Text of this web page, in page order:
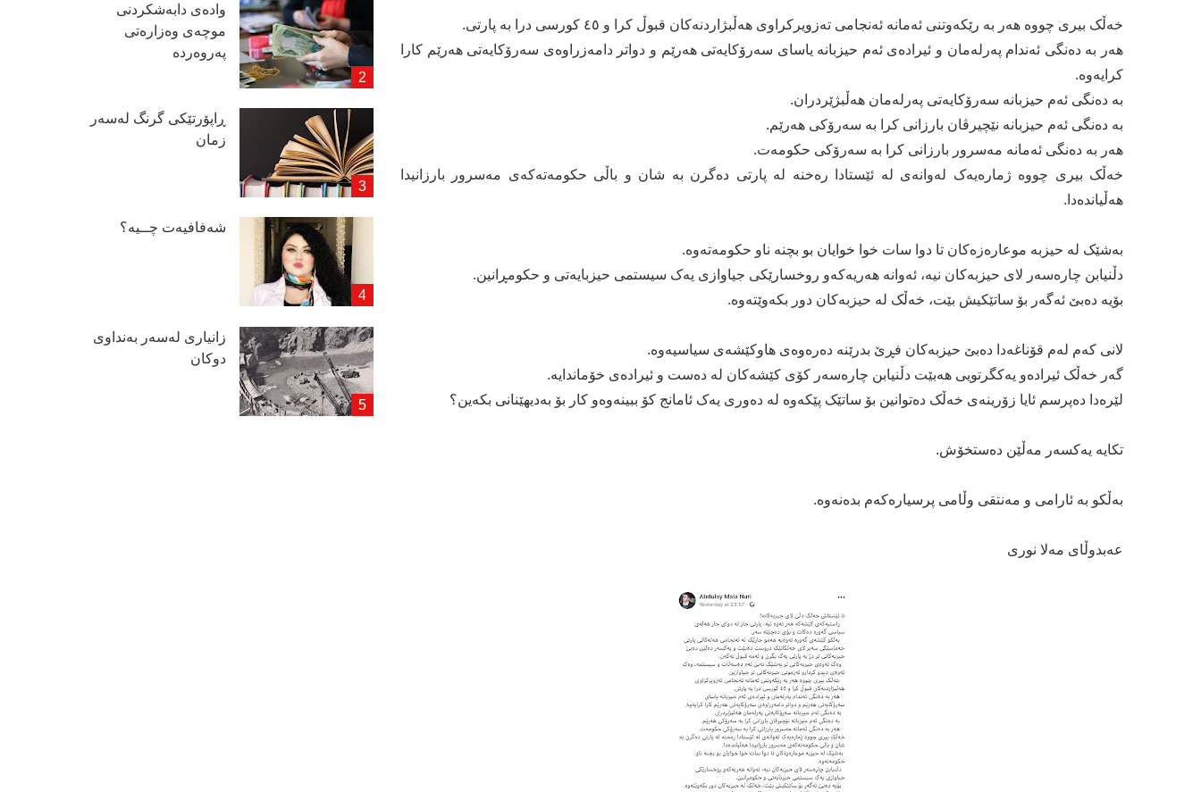
خەڵک بیری چووە هەر بە رێکەوتنی ئەمانە ئەنجامی تەزویرکراوی هەڵبژاردنەکان قبوڵ کرا و ٤٥ کورسی درا بە پارتی.
هەر بە دەنگی ئەندام پەرلەمان و ئیرادەی ئەم حیزبانە یاسای سەرۆکایەتی هەرێم و دواتر دامەزراوەی سەرۆکایەتی هەرێم کارا
کرایەوە.
بە دەنگی ئەم حیزبانە سەرۆکایەتی پەرلەمان هەڵبژێردران.
بە دەنگی ئەم حیزبانە نێچیرڤان بارزانی کرا بە سەرۆکی هەرێم.
هەر بە دەنگی ئەمانە مەسرور بارزانی کرا بە سەرۆکی حکومەت.
خەڵک بیری چووە ژمارەیەک لەوانەی لە ئێستادا رەخنە لە پارتی دەگرن بە شان و باڵی حکومەتەکەی مەسرور بارزانیدا
هەڵیاندەدا.
بەشێک لە حیزبە موعارەزەکان تا دوا سات خوا خوایان بو بچنە ناو حکومەتەوە.
دڵنیابن چارەسەر لای حیزبەکان نیە، ئەوانە هەریەکەو روخسارێکی جیاوازی یەک سیستمی حیزبایەتی و حکومڕانین.
بۆیە دەبێ ئەگەر بۆ ساتێکیش بێت، خەڵک لە حیزبەکان دور بکەوێتەوە.
لانی کەم لەم قۆناغەدا دەبێ حیزبەکان فڕێ بدرێنە دەرەوەی هاوکێشەی سیاسیەوە.
گەر خەڵک ئیرادەو یەکگرتویی هەبێت دڵنیابن چارەسەر کۆی کێشەکان لە دەست و ئیرادەی خۆماندایە.
لێرەدا دەپرسم ئایا زۆرینەی خەڵک دەتوانین بۆ ساتێک پێکەوە لە دەوری یەک ئامانج کۆ ببینەوەو کار بۆ بەدیهێنانی بکەین؟
تکایە یەکسەر مەڵێن دەستخۆش.
بەڵکو بە ئارامی و مەنتقی وڵامی پرسیارەکەم بدەنەوە.
عەبدوڵای مەلا نوری
وادەی دابەشكردنی
موچەی وەزارەتی
پەروەردە
ڕاپۆرتێكی گرنگ لەسەر
زمان
شەفافیەت چــیە؟
زانیاری لەسەر بەنداوی
دوكان